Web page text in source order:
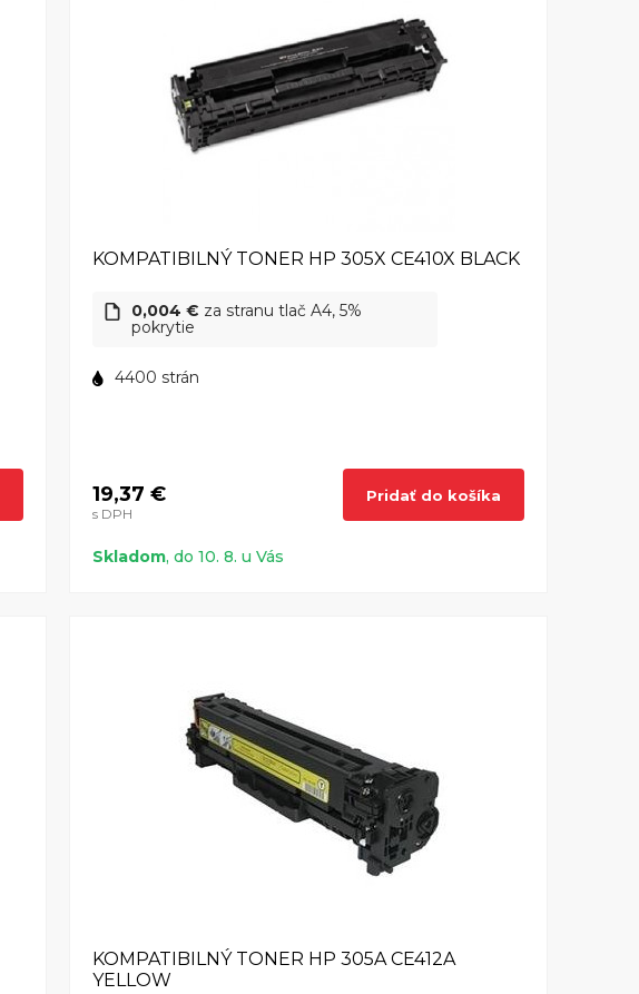
KOMPATIBILNÝ TONER HP 305X CE410X BLACK
0,004 € za stranu tlač A4, 5%
pokrytie
4400 strán
19,37 €
s DPH
Pridať do košíka
Skladom, do 10. 8. u Vás
KOMPATIBILNÝ TONER HP 305A CE412A
YELLOW